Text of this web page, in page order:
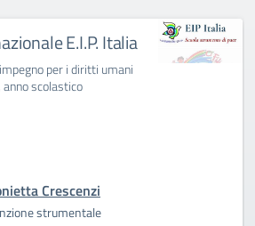
E.I.P. Italia
per i diritti umani
scolastico
Crescenzi
strumentale